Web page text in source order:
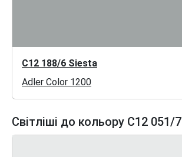
C12 188/6 Siesta
Adler Color 1200
Світліші до кольору C12 051/